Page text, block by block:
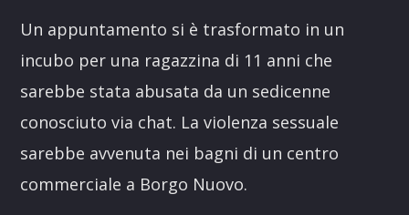
Un appuntamento si è trasformato in un
incubo per una ragazzina di 11 anni che
sarebbe stata abusata da un sedicenne
conosciuto via chat. La violenza sessuale
sarebbe avvenuta nei bagni di un centro
commerciale a Borgo Nuovo.